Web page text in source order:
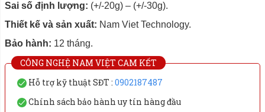
Sai số định lượng: (+/-20g) – (+/-30g).
Thiết kế và sản xuất: Nam Viet Technology.
Bảo hành: 12 tháng.
CÔNG NGHỆ NAM VIỆT CAM KẾT
Hỗ trợ kỹ thuật SĐT : 0902187487
Chính sách bảo hành uy tín hàng đầu